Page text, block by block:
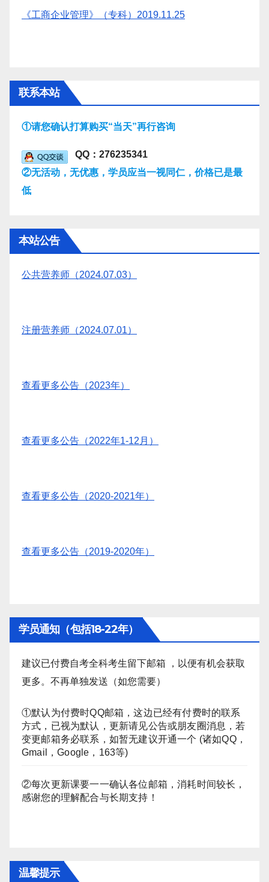
《工商企业管理》（专科）2019.11.25
联系本站
①请您确认打算购买“当天”再行咨询
QQ：276235341
②无活动，无优惠，学员应当一视同仁，价格已是最
低
本站公告
公共营养师（2024.07.03）
注册营养师（2024.07.01）
查看更多公告（2023年）
查看更多公告（2022年1-12月）
查看更多公告（2020-2021年）
查看更多公告（2019-2020年）
学员通知（包括18-22年）
建议已付费自考全科考生留下邮箱 ，以便有机会获取
更多。不再单独发送（如您需要）
①默认为付费时QQ邮箱，这边已经有付费时的联系
方式，已视为默认，更新请见公告或朋友圈消息，若
变更邮箱务必联系，如暂无建议开通一个 (诸如QQ，
Gmail，Google，163等)
②每次更新课要一一确认各位邮箱，消耗时间较长，
感谢您的理解配合与长期支持！
温馨提示